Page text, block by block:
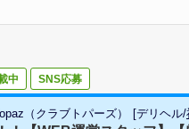
中 SNS応募
（クラブトパーズ） [デリヘル/